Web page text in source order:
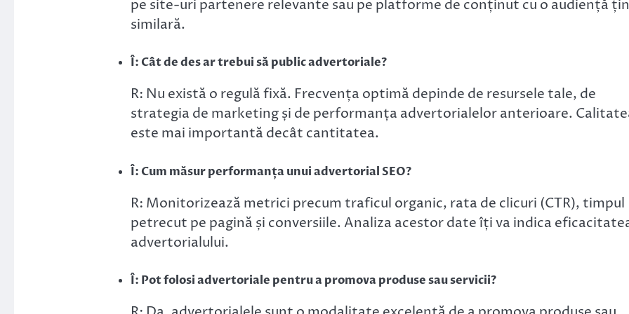
pe site-uri partenere relevante sau pe platforme de conținut cu o audiență
similară.
Î: Cât de des ar trebui să public advertoriale?
R: Nu există o regulă fixă. Frecvența optimă depinde de resursele tale, de
strategia de marketing și de performanța advertorialelor anterioare.
este mai importantă decât cantitatea.
Î: Cum măsur performanța unui advertorial SEO?
R: Monitorizează metrici precum traficul organic, rata de clicuri (CTR), timpul
petrecut pe pagină și conversiile. Analiza acestor date îți va indica
advertorialului.
Î: Pot folosi advertoriale pentru a promova produse sau servicii?